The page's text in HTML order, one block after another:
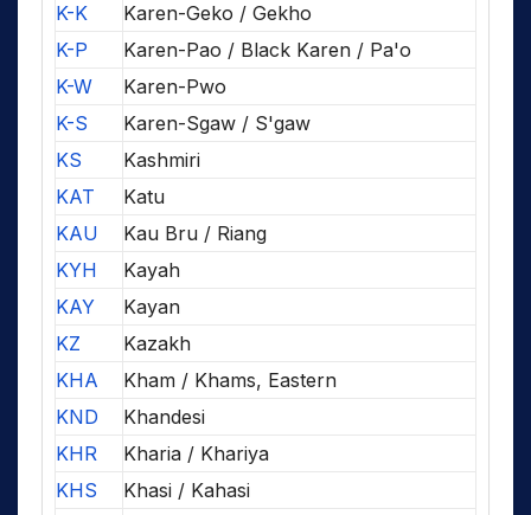
K-K
Karen-Geko / Gekho
K-P
Karen-Pao / Black Karen / Pa'o
K-W
Karen-Pwo
K-S
Karen-Sgaw / S'gaw
KS
Kashmiri
KAT
Katu
KAU
Kau Bru / Riang
KYH
Kayah
KAY
Kayan
KZ
Kazakh
KHA
Kham / Khams, Eastern
KND
Khandesi
KHR
Kharia / Khariya
KHS
Khasi / Kahasi